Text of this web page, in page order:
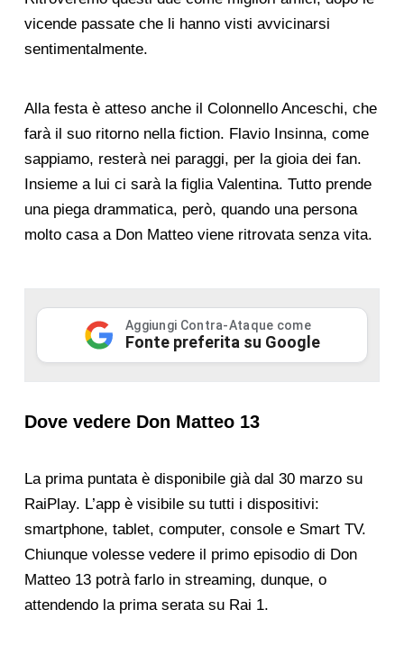
vicende passate che li hanno visti avvicinarsi
sentimentalmente.
Alla festa è atteso anche il Colonnello Anceschi, che
farà il suo ritorno nella fiction. Flavio Insinna, come
sappiamo, resterà nei paraggi, per la gioia dei fan.
Insieme a lui ci sarà la figlia Valentina. Tutto prende
una piega drammatica, però, quando una persona
molto casa a Don Matteo viene ritrovata senza vita.
Aggiungi Contra-Ataque come
Fonte preferita su Google
Dove vedere Don Matteo 13
La prima puntata è disponibile già dal 30 marzo su
RaiPlay. L’app è visibile su tutti i dispositivi:
smartphone, tablet, computer, console e Smart TV.
Chiunque volesse vedere il primo episodio di Don
Matteo 13 potrà farlo in streaming, dunque, o
attendendo la prima serata su Rai 1.